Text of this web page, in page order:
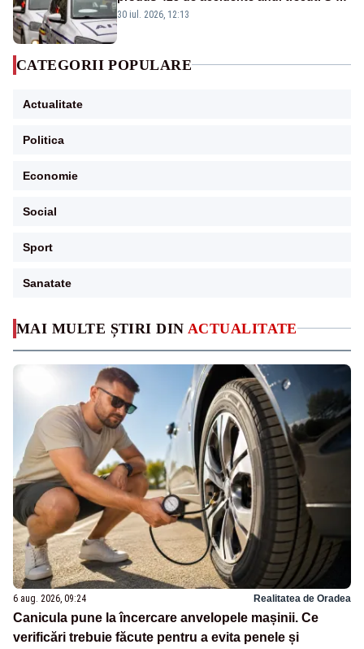
MAI MULTE ȘTIRI DIN ACTUALITATE
6 aug. 2026, 09:24 Realitatea de Oradea
Canicula pune la încercare anvelopele mașinii. Ce
verificări trebuie făcute pentru a evita penele și
dat aproape 200 de amenzi
30 iul. 2026, 12:13
CATEGORII POPULARE
Actualitate
Politica
Economie
Social
Sport
Sanatate